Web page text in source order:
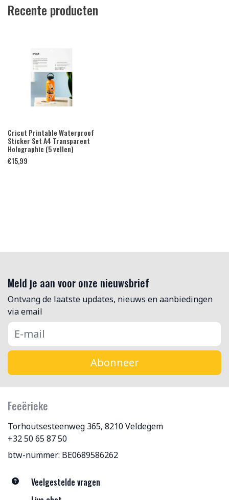
Recente producten
Cricut Printable Waterproof
Sticker Set A4 Transparent
Holographic (5 vellen)
€15,99
Meld je aan voor onze nieuwsbrief
Ontvang de laatste updates, nieuws en aanbiedingen
via email
Abonneer
Feeërieke
Torhoutsesteenweg 365, 8210 Veldegem
+32 50 65 87 50
btw-nummer: BE0689586262
Veelgestelde vragen